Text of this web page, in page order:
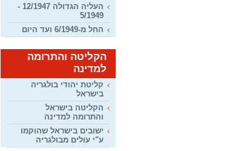
העליה הגדולה 12/1947 -
5/1949
החל מ-6/1949 ועד היום
הקליטה והתרומה
למדינה
קליטת יהודי בולגריה
בישראל
הקליטה בישראל
והתרומה למדינה
ישובים בישראל שהוקמו
ע"י עולים מבולגריה